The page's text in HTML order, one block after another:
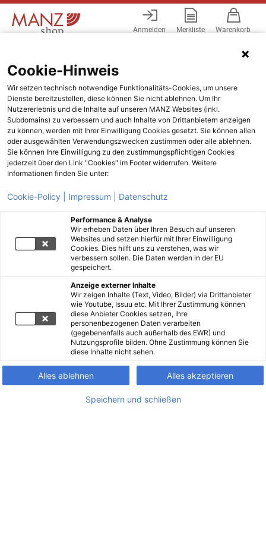
Anmelden Merkliste Warenkorb
Cookie-Hinweis
Wir setzen technisch notwendige Funktionalitäts-Cookies, um unsere
Dienste bereitzustellen, diese können Sie nicht ablehnen. Um Ihr
Nutzererlebnis und die Inhalte auf unseren MANZ Websites (inkl.
Subdomains) zu verbessern und auch Inhalte von Drittanbietern anzeigen
zu können, werden mit Ihrer Einwilligung Cookies gesetzt. Sie können allen
oder ausgewählten Verwendungszwecken zustimmen oder alle ablehnen.
Sie können Ihre Einwilligung zu den zustimmungspflichtigen Cookies
jederzeit über den Link "Cookies" im Footer widerrufen. Weitere
Informationen finden Sie unter:
Cookie-Policy | Impressum | Datenschutz
Performance & Analyse
Wir erheben Daten über Ihren Besuch auf unseren
Websites und setzen hierfür mit Ihrer Einwilligung
Cookies. Dies hilft uns zu verstehen, was wir
verbessern sollen. Die Daten werden in der EU
gespeichert.
Anzeige externer Inhalte
Wir zeigen Inhalte (Text, Video, Bilder) via Drittanbieter
wie Youtube, Issuu etc. Mit Ihrer Zustimmung können
diese Anbieter Cookies setzen, Ihre
personenbezogenen Daten verarbeiten
(gegebenenfalls auch außerhalb des EWR) und
Nutzungsprofile bilden. Ohne Zustimmung können Sie
diese Inhalte nicht sehen.
Alles ablehnen Alles akzeptieren
Speichern und schließen